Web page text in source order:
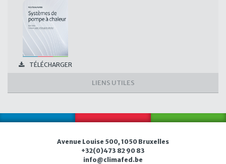
TÉLÉCHARGER
LIENS UTILES
Avenue Louise 500, 1050 Bruxelles
+32(0)473 82 90 83
info@c imafed.be